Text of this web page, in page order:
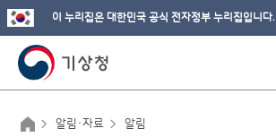
이 누리집은 대한민국 공식 전자정부 누리집입니다.
알림·자료 알림